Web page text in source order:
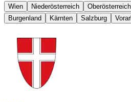
Wien Niederösterreich Oberösterreich
Burgenland
Kärnten Salzburg